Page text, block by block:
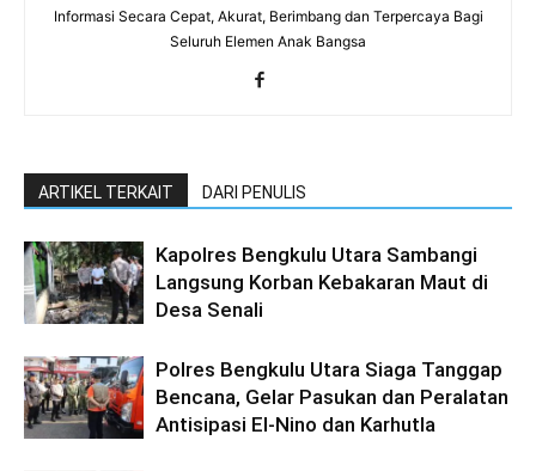
Informasi Secara Cepat, Akurat, Berimbang dan Terpercaya Bagi
Seluruh Elemen Anak Bangsa
ARTIKEL TERKAIT DARI PENULIS
Kapolres Bengkulu Utara Sambangi
Langsung Korban Kebakaran Maut di
Desa Senali
Polres Bengkulu Utara Siaga Tanggap
Bencana, Gelar Pasukan dan Peralatan
Antisipasi El-Nino dan Karhutla